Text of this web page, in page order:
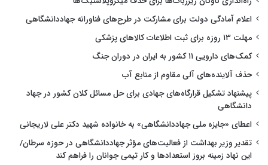
اعلام آمادگی دولت برای مشارکت در طرح‌های فناورانه جهاددانشگاهی
مهلت ۱۳ روزه برای ثبت اطلاعات کالاهای پزشکی
کمک‌های دارویی ۱۱ کشور به ایران در دوران جنگ
حذف آلاینده‌های آلی مقاوم از منابع آب
پیشنهاد تشکیل قرارگاه‌های جهادی برای حل مسائل کلان کشور در جهاد
دانشگاهی
اعطای «جایزه ملی جهاددانشگاهی» به خانواده شهید دکتر علی لاریجانی
تقدیر وزیر بهداشت از فعالیت‌های مؤثر جهاددانشگاهی در حوزه سرطان/
این نهاد زمینه بروز استعدادها و کار تیمی جوانان را فراهم کند